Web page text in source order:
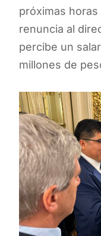
próximas
renuncia al
percibe un
millones de